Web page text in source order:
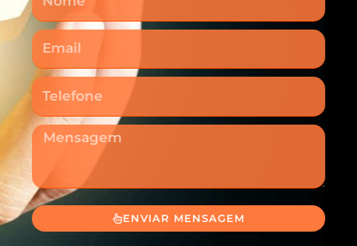
Email
Telefone
Mensagem
ENVIAR MENSAGEM